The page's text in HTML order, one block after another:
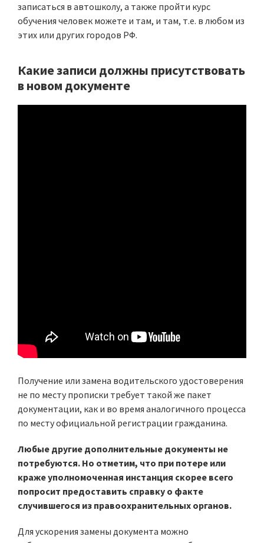
записаться в автошколу, а также пройти курс
обучения человек можете и там, и там, т.е. в любом из
этих или других городов РФ.
Какие записи должны присутствовать
в новом документе
Получение или замена водительского удостоверения
не по месту прописки требует такой же пакет
документации, как и во время аналогичного процесса
по месту официальной регистрации гражданина.
Любые другие дополнительные документы не
потребуются. Но отметим, что при потере или
краже уполномоченная инстанция скорее всего
попросит предоставить справку о факте
случившегося из правоохранительных органов.
Для ускорения замены документа можно